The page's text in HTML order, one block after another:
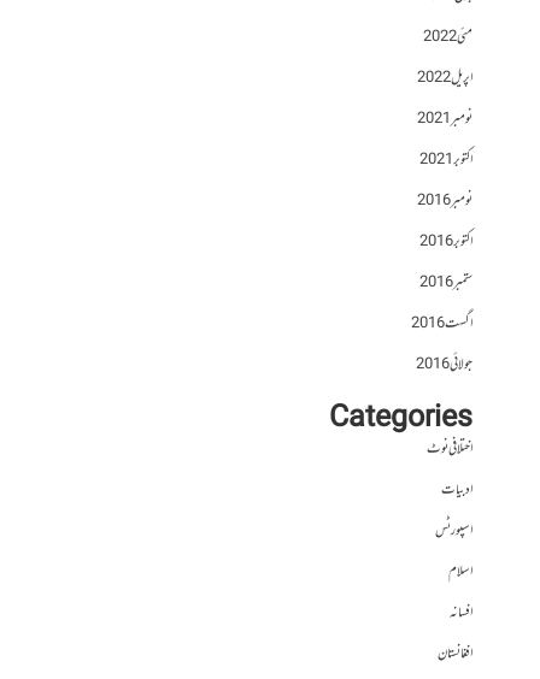
مئی 2022
اپریل 2022
نومبر 2021
اکتوبر 2021
نومبر 2016
اکتوبر 2016
ستمبر 2016
اگست 2016
جولائی 2016
Categories
اختلافی نوٹ
ادبیات
اسپورٹس
اسلام
افسانہ
افغانستان